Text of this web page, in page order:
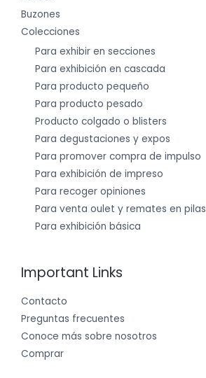
Buzones
Colecciones
Para exhibir en secciones
Para exhibición en cascada
Para producto pequeño
Para producto pesado
Producto colgado o blisters
Para degustaciones y expos
Para promover compra de impulso
Para exhibición de impreso
Para recoger opiniones
Para venta oulet y remates en pilas
Para exhibición básica
Important Links
Contacto
Preguntas frecuentes
Conoce más sobre nosotros
Comprar